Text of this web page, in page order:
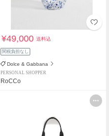
¥49,000送料込
関税負担なし
Dolce & Gabbana
PERSONAL SHOPPER
RoCCo